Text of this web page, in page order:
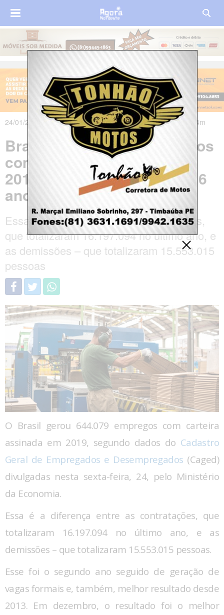
24/01/2020 às 15h11m - Atualizado em 24/01/2020 às 16h44m
Brasil gera 644 mil empregos
com carteira assinada em
2019, melhor resultado em 6
anos
Essa é a diferença entre as contratações,
que totalizaram 16.197.094 no último ano, e
as demissões – que totalizaram 15.553.015
pessoas
O Brasil gerou 644.079 empregos com carteira
assinada em 2019, segundo dados do Cadastro
Geral de Empregados e Desempregados (Caged)
divulgadas nesta sexta-feira, 24, pelo Ministério
da Economia.
Essa é a diferença entre as contratações, que
totalizaram 16.197.094 no último ano, e as
demissões – que totalizaram 15.553.015 pessoas.
Esse foi o segundo ano seguido de geração de
vagas formais e, também, melhor resultado desde
2013. Em dezembro, o resultado foi o melhor